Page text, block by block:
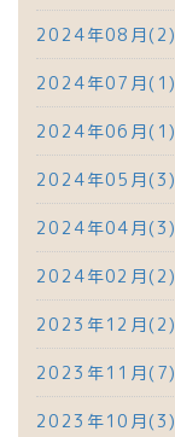
2024年08月(2)
2024年07月(1)
2024年06月(1)
2024年05月(3)
2024年04月(3)
2024年02月(2)
2023年12月(2)
2023年11月(7)
2023年10月(3)